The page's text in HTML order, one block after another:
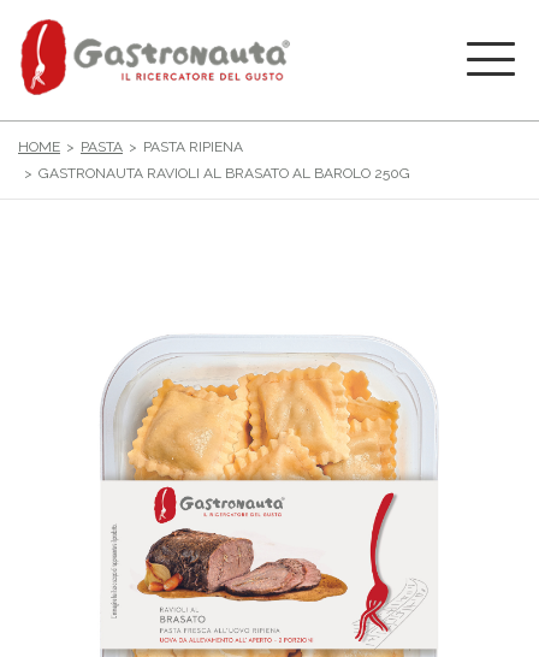
HOME PASTA
PASTA RIPIENA
GASTRONAUTA RAVIOLI AL BRASATO AL BAROLO 250G